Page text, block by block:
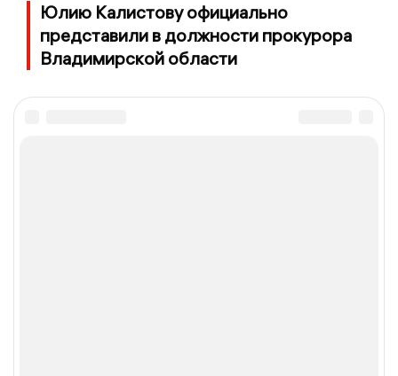
Юлию Калистову официально
представили в должности прокурора
Владимирской области